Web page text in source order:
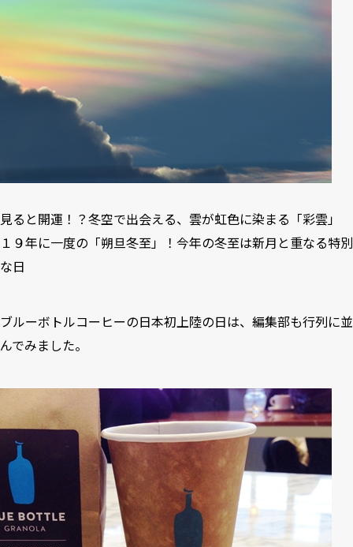
見ると開運！？冬空で出会える、雲が虹色に染まる「彩雲」
１９年に一度の「朔旦冬至」！今年の冬至は新月と重なる特別
な日
ブルーボトルコーヒーの日本初上陸の日は、編集部も行列に並
んでみました。